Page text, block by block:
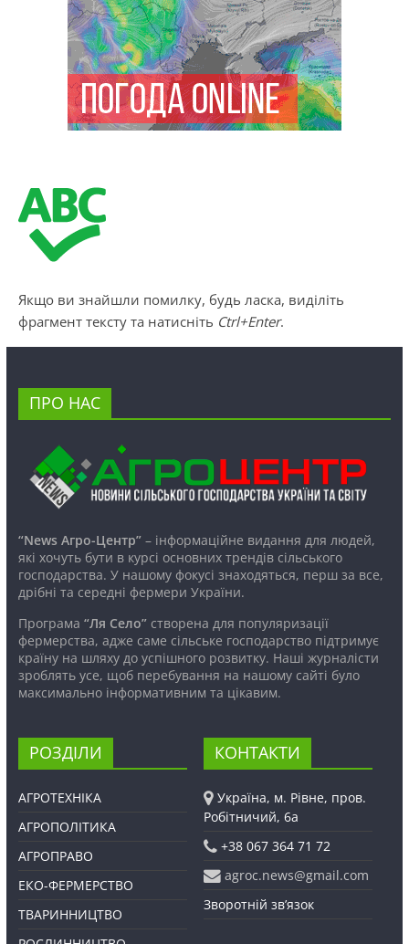
Якщо ви знайшли помилку, будь ласка, виділіть
фрагмент тексту та натисніть Ctrl+Enter.
ПРО НАС
“News Агро-Центр”– інформаційне видання для людей,
які хочуть бути в курсі основних трендів сільського
господарства. У нашому фокусі знаходяться, перш за все,
дрібні та середні фермери України.
Програма “Ля Село”створена для популяризації
фермерства, адже саме сільське господарство підтримує
країну на шляху до успішного розвитку. Наші журналісти
зроблять усе, щоб перебування на нашому сайті було
максимально інформативним та цікавим.
РОЗДІЛИ
АГРОТЕХНІКА
АГРОПОЛІТИКА
АГРОПРАВО
ЕКО-ФЕРМЕРСТВО
ТВАРИННИЦТВО
КОНТАКТИ
Україна, м. Рівне, пров.
Робітничий, 6а
+38 067 364 71 72
agroc.news@gmail.com
Зворотній зв’язок